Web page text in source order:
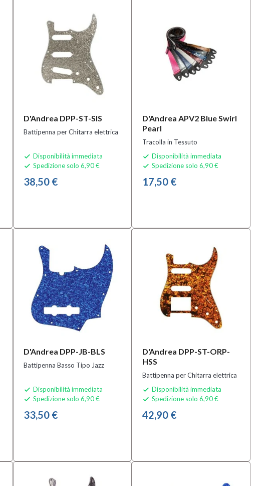
D'Andrea DPP-ST-SIS
Battipenna per Chitarra elettrica
 Disponibilità immediata
 Spedizione solo 6,90 €
38,50 €
D'Andrea APV2 Blue Swirl
Pearl
Tracolla in Tessuto
 Disponibilità immediata
 Spedizione solo 6,90 €
17,50 €
D'Andrea DPP-JB-BLS
Battipenna Basso Tipo Jazz
 Disponibilità immediata
 Spedizione solo 6,90 €
33,50 €
D'Andrea DPP-ST-ORP-
HSS
Battipenna per Chitarra elettrica
 Disponibilità immediata
 Spedizione solo 6,90 €
42,90 €